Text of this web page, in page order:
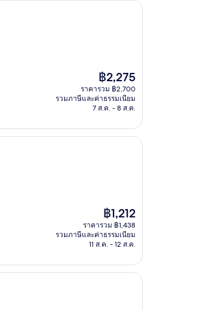
ราคา
ปัจจุบัน
คือ
฿2,275
฿2,275
ราคารวม ฿2,700
รวมภาษีและค่าธรรมเนียม
7 ส.ค. - 8 ส.ค.
ราคา
ปัจจุบัน
คือ
฿1,212
฿1,212
ราคารวม ฿1,438
รวมภาษีและค่าธรรมเนียม
11 ส.ค. - 12 ส.ค.